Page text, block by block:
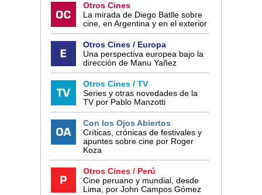
Otros Cines
La mirada de Diego Batlle sobre
cine, en Argentina y en el exterior
Otros Cines / Europa
Una perspectiva europea bajo la
dirección de Manu Yañez
Otros Cines / TV
Series y otras novedades de la
TV por Pablo Manzotti
Con los Ojos Abiertos
Críticas, crónicas de festivales y
apuntes sobre cine por Roger
Koza
Otros Cines / Perú
Cine peruano y mundial, desde
Lima, por John Campos Gómez